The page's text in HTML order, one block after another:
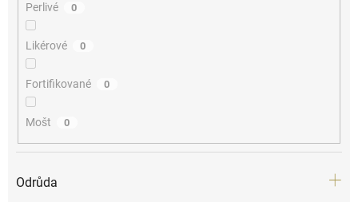
Perlivé 0
Likérové 0
Fortifikované 0
Mošt 0
Odrůda